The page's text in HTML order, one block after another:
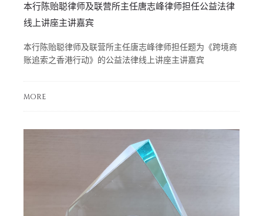
本行陈贻聪律师及联营所主任唐志峰律师担任公益法律
线上讲座主讲嘉宾
本行陈贻聪律师及联营所主任唐志峰律师担任题为《跨境商
账追索之香港行动》的公益法律线上讲座主讲嘉宾
MORE